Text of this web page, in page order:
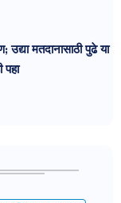
उद्या मतदानासाठी पुढे या
पहा